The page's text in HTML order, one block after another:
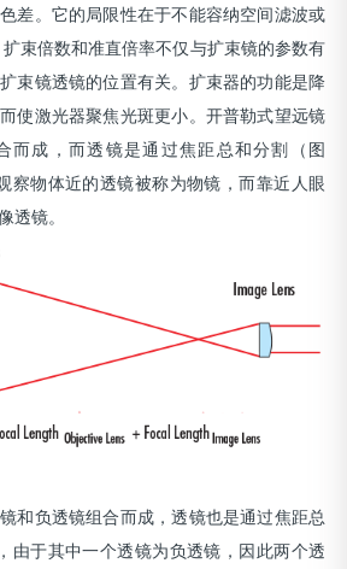
差。它的局限性在于不能容纳空间滤波或
束倍数和准直倍率不仅与扩束镜的参数有
束镜透镜的位置有关。扩束器的功能是降
使激光器聚焦光斑更小。开普勒式望远镜
而成，而透镜是通过焦距总和分割（图
察物体近的透镜被称为物镜，而靠近人眼
透镜。
和负透镜组合而成，透镜也是通过焦距总
由于其中一个透镜为负透镜，因此两个透